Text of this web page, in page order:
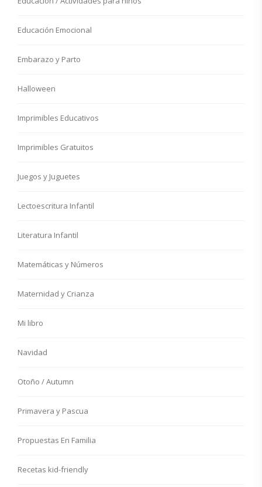
Educación Emocional
Embarazo y Parto
Halloween
Imprimibles Educativos
Imprimibles Gratuitos
Juegos y Juguetes
Lectoescritura Infantil
Literatura Infantil
Matemáticas y Números
Maternidad y Crianza
Mi libro
Navidad
Otoño / Autumn
Primavera y Pascua
Propuestas En Familia
Recetas kid-friendly